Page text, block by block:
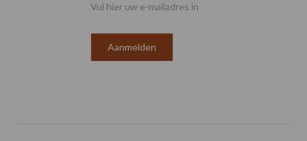
Vul hier uw e-mailadres in